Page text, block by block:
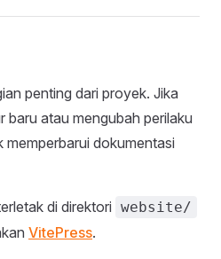
penting dari proyek. Jika
baru atau mengubah perilaku
dokumentasi
di direktori website/
VitePress.